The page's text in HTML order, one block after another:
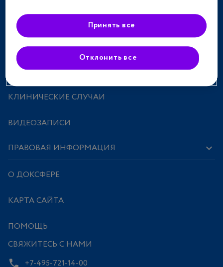
МЕРОПРИЯТИЯ
ПРЕПАРАТЫ
ИССЛЕДОВАНИЯ И СТАТЬИ
КЛИНИЧЕСКИЕ СЛУЧАИ
ВИДЕОЗАПИСИ
ПРАВОВАЯ ИНФОРМАЦИЯ
О ДОКСФЕРЕ
КАРТА САЙТА
ПОМОЩЬ
СВЯЖИТЕСЬ С НАМИ
+7-495-721-14-00
Отклонить все
Принять все